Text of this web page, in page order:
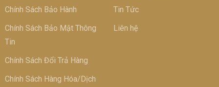
Chính Sách Bảo Hành
Chính Sách Bảo Mật Thông
Tin
Chính Sách Đổi Trả Hàng
Chính Sách Hàng Hóa/Dịch
Tin Tức
Liên hệ